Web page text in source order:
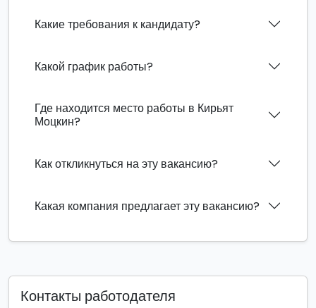
Какие требования к кандидату?
Какой график работы?
Где находится место работы в Кирьят
Моцкин?
Как откликнуться на эту вакансию?
Какая компания предлагает эту вакансию?
Контакты работодателя